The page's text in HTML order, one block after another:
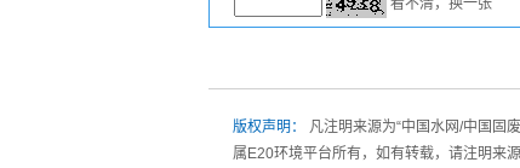
看不清，换一张
版权声明：
凡注明来源为“中国水网/中国固
属E20环境平台所有，如有转载，请注明来